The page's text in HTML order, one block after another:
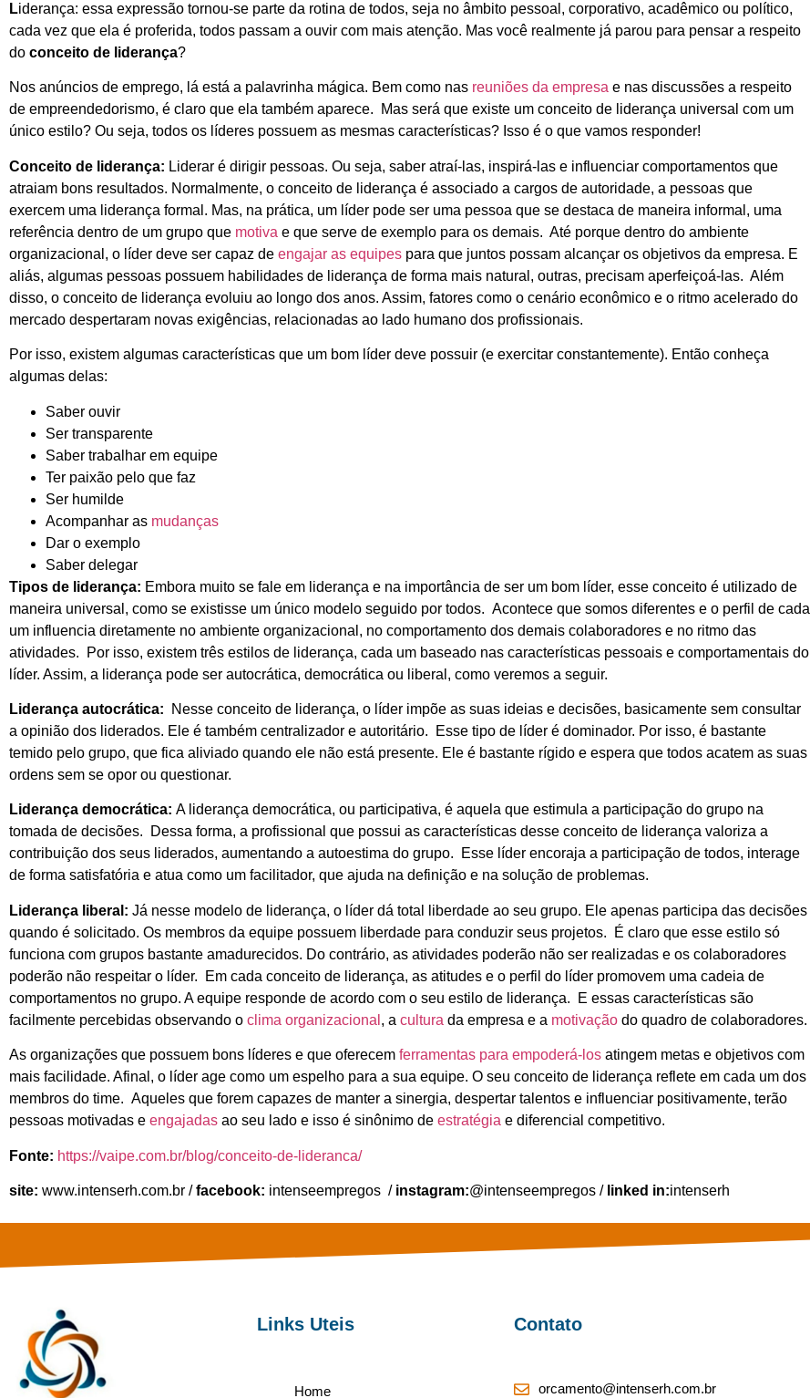
Liderança: essa expressão tornou-se parte da rotina de todos, seja no âmbito pessoal, corporativo, acadêmico ou político,
cada vez que ela é proferida, todos passam a ouvir com mais atenção. Mas você realmente já parou para pensar a respeito
do conceito de liderança?
Nos anúncios de emprego, lá está a palavrinha mágica. Bem como nas reuniões da empresa e nas discussões a respeito
de empreendedorismo, é claro que ela também aparece. Mas será que existe um conceito de liderança universal com um
único estilo? Ou seja, todos os líderes possuem as mesmas características? Isso é o que vamos responder!
Conceito de liderança: Liderar é dirigir pessoas. Ou seja, saber atraí-las, inspirá-las e influenciar comportamentos que
atraiam bons resultados. Normalmente, o conceito de liderança é associado a cargos de autoridade, a pessoas que
exercem uma liderança formal. Mas, na prática, um líder pode ser uma pessoa que se destaca de maneira informal, uma
referência dentro de um grupo que motiva e que serve de exemplo para os demais. Até porque dentro do ambiente
organizacional, o líder deve ser capaz de engajar as equipes para que juntos possam alcançar os objetivos da empresa. E
aliás, algumas pessoas possuem habilidades de liderança de forma mais natural, outras, precisam aperfeiçoá-las. Além
disso, o conceito de liderança evoluiu ao longo dos anos. Assim, fatores como o cenário econômico e o ritmo acelerado do
mercado despertaram novas exigências, relacionadas ao lado humano dos profissionais.
Por isso, existem algumas características que um bom líder deve possuir (e exercitar constantemente). Então conheça
algumas delas:
Saber ouvir
Ser transparente
Saber trabalhar em equipe
Ter paixão pelo que faz
Ser humilde
Acompanhar as mudanças
Dar o exemplo
Saber delegar
Tipos de liderança: Embora muito se fale em liderança e na importância de ser um bom líder, esse conceito é utilizado de
maneira universal, como se existisse um único modelo seguido por todos. Acontece que somos diferentes e o perfil de cada
um influencia diretamente no ambiente organizacional, no comportamento dos demais colaboradores e no ritmo das
atividades. Por isso, existem três estilos de liderança, cada um baseado nas características pessoais e comportamentais do
líder. Assim, a liderança pode ser autocrática, democrática ou liberal, como veremos a seguir.
Liderança autocrática:
Nesse conceito de liderança, o líder impõe as suas ideias e decisões, basicamente sem consultar
a opinião dos liderados. Ele é também centralizador e autoritário. Esse tipo de líder é dominador. Por isso, é bastante
temido pelo grupo, que fica aliviado quando ele não está presente. Ele é bastante rígido e espera que todos acatem as suas
ordens sem se opor ou questionar.
Liderança democrática: A liderança democrática, ou participativa, é aquela que estimula a participação do grupo na
tomada de decisões. Dessa forma, a profissional que possui as características desse conceito de liderança valoriza a
contribuição dos seus liderados, aumentando a autoestima do grupo. Esse líder encoraja a participação de todos, interage
de forma satisfatória e atua como um facilitador, que ajuda na definição e na solução de problemas.
Liderança liberal: Já nesse modelo de liderança, o líder dá total liberdade ao seu grupo. Ele apenas participa das decisões
quando é solicitado. Os membros da equipe possuem liberdade para conduzir seus projetos. É claro que esse estilo só
funciona com grupos bastante amadurecidos. Do contrário, as atividades poderão não ser realizadas e os colaboradores
poderão não respeitar o líder. Em cada conceito de liderança, as atitudes e o perfil do líder promovem uma cadeia de
comportamentos no grupo. A equipe responde de acordo com o seu estilo de liderança. E essas características são
facilmente percebidas observando o clima organizacional , a cultura da empresa e a motivação do quadro de colaboradores.
As organizações que possuem bons líderes e que oferecem ferramentas para empoderá-los atingem metas e objetivos com
mais facilidade. Afinal, o líder age como um espelho para a sua equipe. O seu conceito de liderança reflete em cada um dos
membros do time. Aqueles que forem capazes de manter a sinergia, despertar talentos e influenciar positivamente, terão
pessoas motivadas e engajadas ao seu lado e isso é sinônimo de estratégia e diferencial competitivo.
Fonte: https://vaipe.com.br/blog/conceito-de-lideranca/
site: www.intenserh.com.br /facebook: intenseempregos / instagram:@intenseempregos /linked in:intenserh
Links Uteis
Home
Contato
orcamento@intenserh.com.br